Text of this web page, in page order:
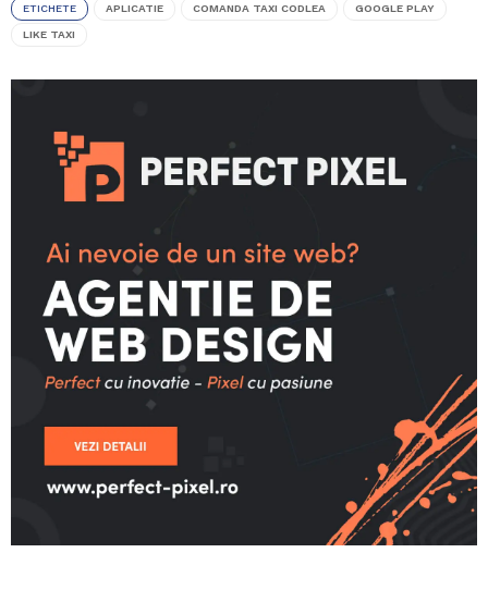
ETICHETE APLICATIE COMANDA TAXI CODLEA GOOGLE PLAY
LIKE TAXI